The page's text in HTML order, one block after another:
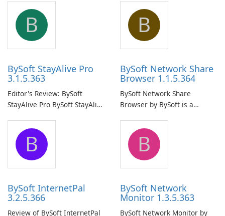
B
BySoft StayAlive Pro
3.1.5.363
Editor's Review: BySoft
StayAlive Pro BySoft StayAlive
application designed to
ensure the continuous and
uninterrupted operation of
your computer system.
B
BySoft Network Share
Browser 1.1.5.364
BySoft Network Share
Browser by BySoft is a
application that allows users
to easily browse and manage
shared folders on their
network.
B
BySoft InternetPal
3.2.5.366
Review of BySoft InternetPal
B
BySoft Network
Monitor 1.3.5.363
BySoft Network Monitor by